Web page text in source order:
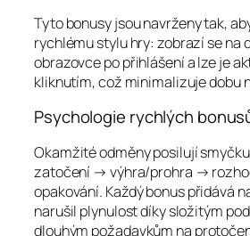
Tyto bonusy jsou navrženy tak,
rychlému stylu hry: zobrazí se na
obrazovce po přihlášení a lze je
kliknutím, což minimalizuje dobu
Psychologie rychlých
Okamžité odměny posilují
zatočení → výhra/prohra →
opakování. Každý bonus přidává
narušil plynulost díky složitým
dlouhým požadavkům na